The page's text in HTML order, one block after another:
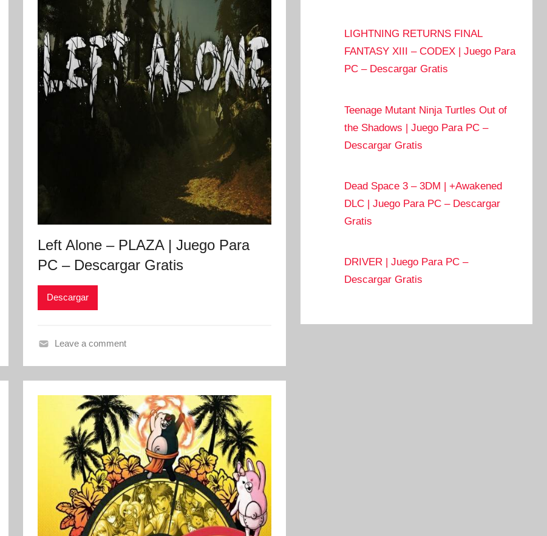
Left Alone – PLAZA | Juego Para
PC – Descargar Gratis
Descargar
Leave a comment
LIGHTNING RETURNS FINAL
FANTASY XIII – CODEX | Juego Para
PC – Descargar Gratis
Teenage Mutant Ninja Turtles Out of
the Shadows | Juego Para PC –
Descargar Gratis
Dead Space 3 – 3DM | +Awakened
DLC | Juego Para PC – Descargar
Gratis
DRIVER | Juego Para PC –
Descargar Gratis